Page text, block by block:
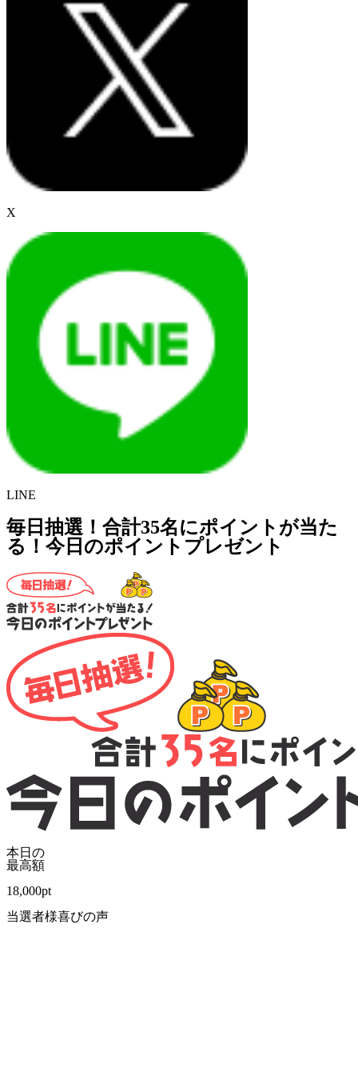
X
LINE
毎日抽選！合計35名にポイントが当た
る！今日のポイントプレゼント
本日の
最高額
18,000pt
当選者様喜びの声